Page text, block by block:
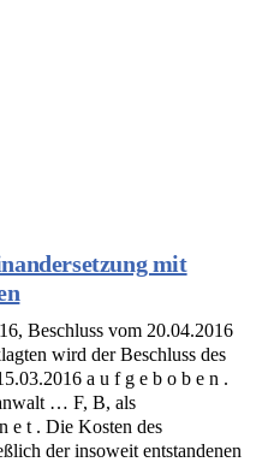
mit
Beschluss vom 20.04.2016
wird der Beschluss des
a u f g e b o b e n .
… F, B, als
e t . Die Kosten des
der insoweit entstandenen